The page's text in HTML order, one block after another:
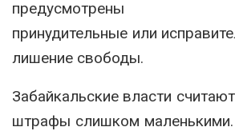
предусмотрены
принудительные или
лишение свободы.
Забайкальские власти
штрафы слишком